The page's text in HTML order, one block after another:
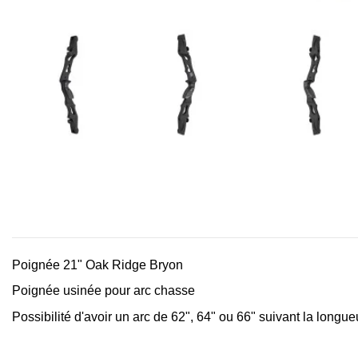
Poignée 21" Oak Ridge Bryon
Poignée usinée pour arc chasse
Possibilité d'avoir un arc de 62", 64" ou 66" suivant la